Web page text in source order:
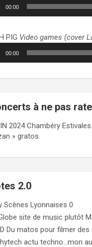
00:00
PIG Video games (cover
00:00
à ne pas
2024 Chambéry
» gratos
2.0
Scènes Lyonnaises 0
site de music plutôt
Du matos pour filmer
actu techno…mon